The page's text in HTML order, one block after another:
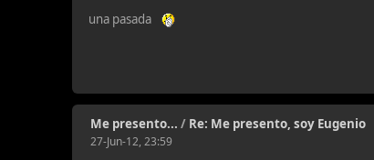
una pasada
Me presento... / Re: Me presento, soy Eugenio
27-Jun-12, 23:59